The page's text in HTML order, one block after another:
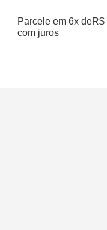
Parcele em 6x deR$
com juros